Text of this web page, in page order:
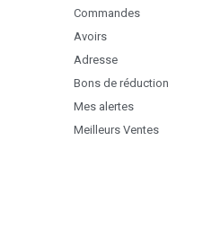
Commandes
Avoirs
Adresse
Bons de réduction
Mes alertes
Meilleurs Ventes